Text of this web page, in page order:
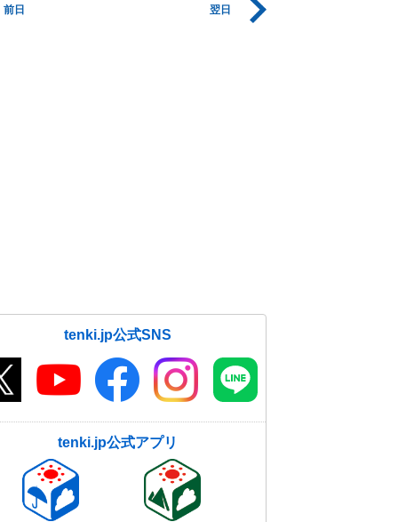
前日 翌日
tenki.jp公式SNS
tenki.jp公式アプリ